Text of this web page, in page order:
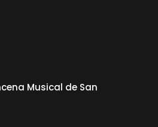
Musical de San